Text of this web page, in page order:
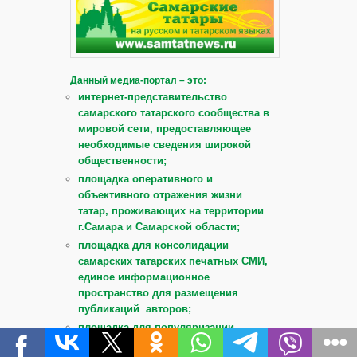
Данный медиа-портал – это:
интернет-представительство
самарского татарского сообщества в
мировой сети, предоставляющее
необходимые сведения широкой
общественности;
площадка оперативного и
объективного отражения жизни
татар, проживающих на территории
г.Самара и Самарской области;
площадка для консолидации
самарских татарских печатных СМИ,
единое информационное
пространство для размещения
публикаций авторов;
площадка для популяризации
национальных традиций и